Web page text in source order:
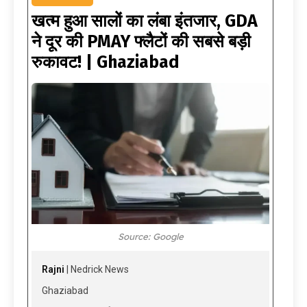
खत्म हुआ सालों का लंबा इंतजार, GDA
ने दूर की PMAY फ्लैटों की सबसे बड़ी
रुकावट! | Ghaziabad
Source: Google
Rajni | Nedrick News
Ghaziabad